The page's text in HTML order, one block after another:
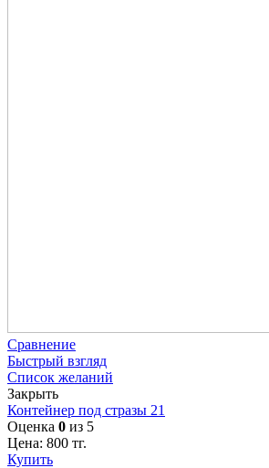
Сравнение
Быстрый взгляд
Список желаний
Закрыть
Контейнер под стразы 21
Оценка 0 из 5
Цена: 800 тг.
Купить